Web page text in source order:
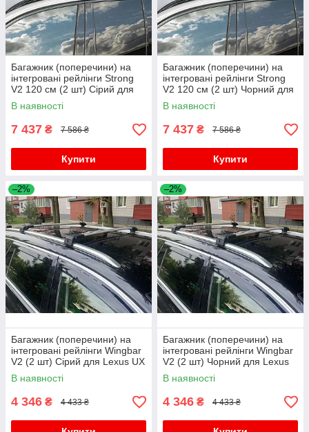
Багажник (поперечини) на
інтегровані рейлінги Strong
V2 120 см (2 шт) Сірий для
Lexus UX 2018- рр
В наявності
7 437 ₴ 7 586 ₴
Купити
Багажник (поперечини) на
інтегровані рейлінги Strong
V2 120 см (2 шт) Чорний для
Lexus UX 2018- рр
В наявності
7 437 ₴ 7 586 ₴
Купити
–2%
Багажник (поперечини) на
інтегровані рейлінги Wingbar
V2 (2 шт) Сірий для Lexus UX
2018- рр
В наявності
4 346 ₴ 4 433 ₴
–2%
Багажник (поперечини) на
інтегровані рейлінги Wingbar
V2 (2 шт) Чорний для Lexus
UX 2018- рр
В наявності
4 346 ₴ 4 433 ₴